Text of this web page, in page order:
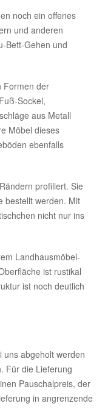
noch ein offenes
und anderen
Bett-Gehen und
Formen der
Sockel,
aus Metall
Möbel dieses
ebenfalls
profiliert. Sie
bestellt werden. Mit
nicht nur ins
Landhausmöbel-
ist rustikal
ist noch deutlich
uns abgeholt werden
Für die Lieferung
Pauschalpreis, der
in angrenzende